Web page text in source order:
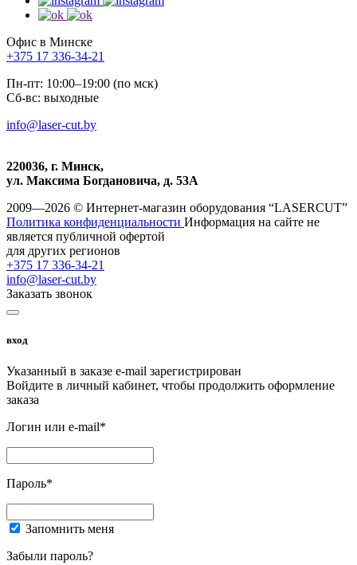
Офис в Минске
+375 17 336-34-21
Пн-пт: 10:00–19:00 (по мск)
Сб-вс: выходные
info@laser-cut.by
220036, г. Минск,
ул. Максима Богдановича, д. 53А
2009—2026 © Интернет-магазин оборудования “LASERCUT”
Политика конфиденциальности Информация на сайте не
является публичной офертой
для других регионов
+375 17 336-34-21
info@laser-cut.by
Заказать звонок
вход
Указанный в заказе e-mail зарегистрирован
Войдите в личный кабинет, чтобы продолжить оформление
заказа
Логин или e-mail*
Пароль*
Запомнить меня
Забыли пароль?